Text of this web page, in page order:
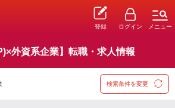
登録 ログイン メニュー
外資系企業】転職・求人情報
検索条件を変更